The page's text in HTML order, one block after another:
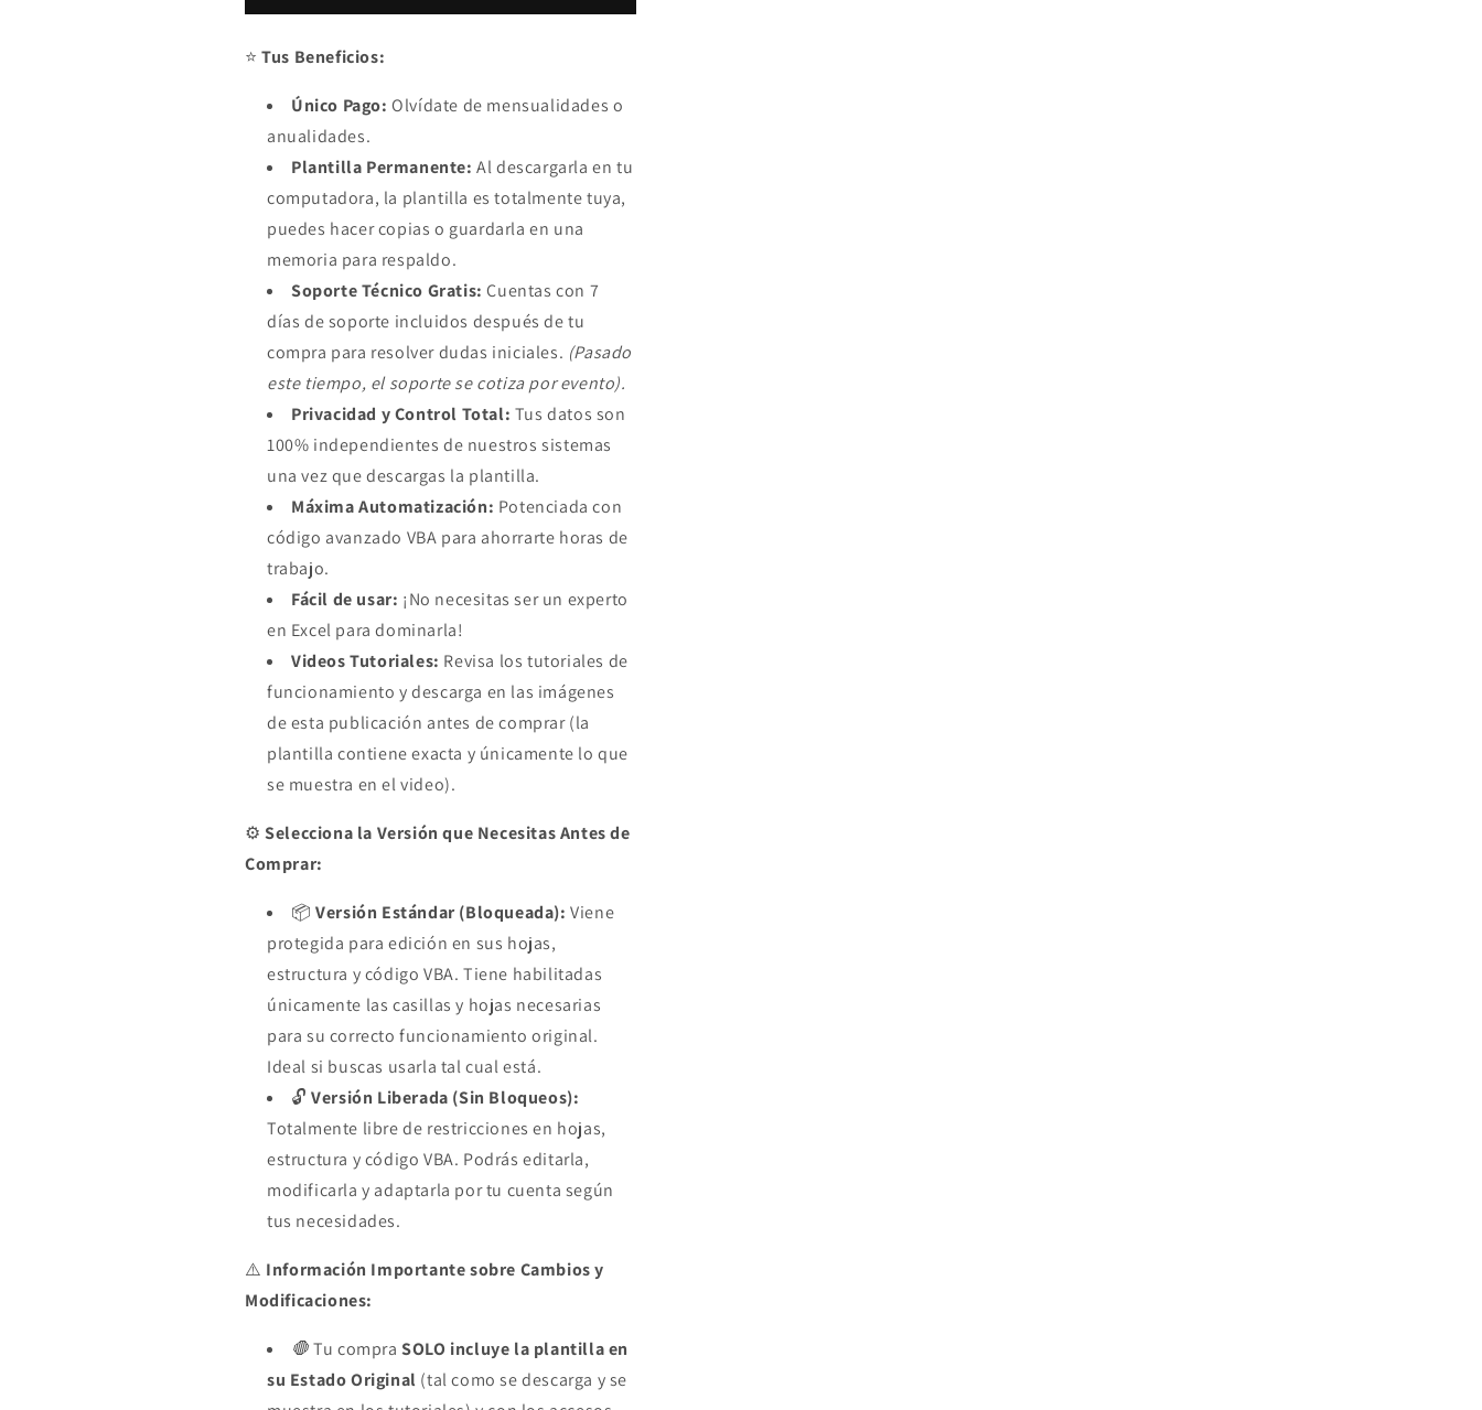
EmpresarialEmpresarial
⭐Tus Beneficios:
Único Pago: Olvídate de mensualidades o
anualidades.
Plantilla Permanente: Al descargarla en tu
computadora, la plantilla es totalmente tuya,
puedes hacer copias o guardarla en una
memoria para respaldo.
Soporte Técnico Gratis: Cuentas con 7
días de soporte incluidos después de tu
compra para resolver dudas iniciales. (Pasado
este tiempo, el soporte se cotiza por evento).
Privacidad y Control Total: Tus datos son
100% independientes de nuestros sistemas
una vez que descargas la plantilla.
Máxima Automatización: Potenciada con
código avanzado VBA para ahorrarte horas de
trabajo.
Fácil de usar: ¡No necesitas ser un experto
en Excel para dominarla!
Videos Tutoriales: Revisa los tutoriales de
funcionamiento y descarga en las imágenes
de esta publicación antes de comprar (la
plantilla contiene exacta y únicamente lo que
se muestra en el video).
⚙️Selecciona la Versión que Necesitas Antes de
Comprar:
📦Versión Estándar (Bloqueada): Viene
protegida para edición en sus hojas,
estructura y código VBA. Tiene habilitadas
únicamente las casillas y hojas necesarias
para su correcto funcionamiento original.
Ideal si buscas usarla tal cual está.
🔓Versión Liberada (Sin Bloqueos):
Totalmente libre de restricciones en hojas,
estructura y código VBA. Podrás editarla,
modificarla y adaptarla por tu cuenta según
tus necesidades.
⚠️ Información Importante sobre Cambios y
Modificaciones:
🛑Tu compraSOLO incluye la plantilla en
su Estado Original (tal como se descarga y se